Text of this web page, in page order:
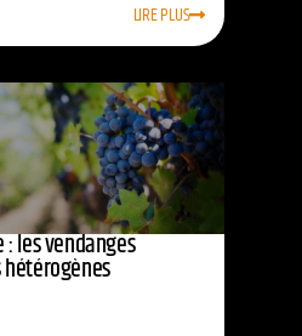
LIRE PLUS
les vendanges
hétérogènes